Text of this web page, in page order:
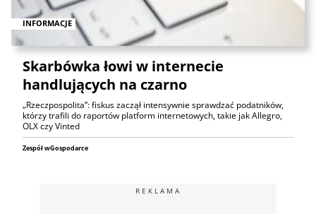
INFORMACJE
Skarbówka łowi w internecie
handlujących na czarno
„Rzeczpospolita”: fiskus zaczął intensywnie sprawdzać podatników,
którzy trafili do raportów platform internetowych, takie jak Allegro,
OLX czy Vinted
Zespół wGospodarce
REKLAMA